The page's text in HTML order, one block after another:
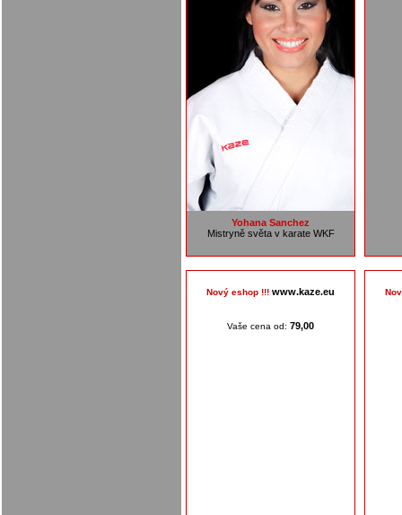
Yohana Sanchez
Mistryně světa v karate WKF
Nový eshop !!! www.kaze.eu
Vaše cena od: 79,00